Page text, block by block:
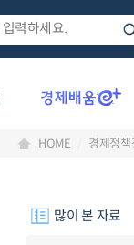
HOME 경제정책
많이 본 자료